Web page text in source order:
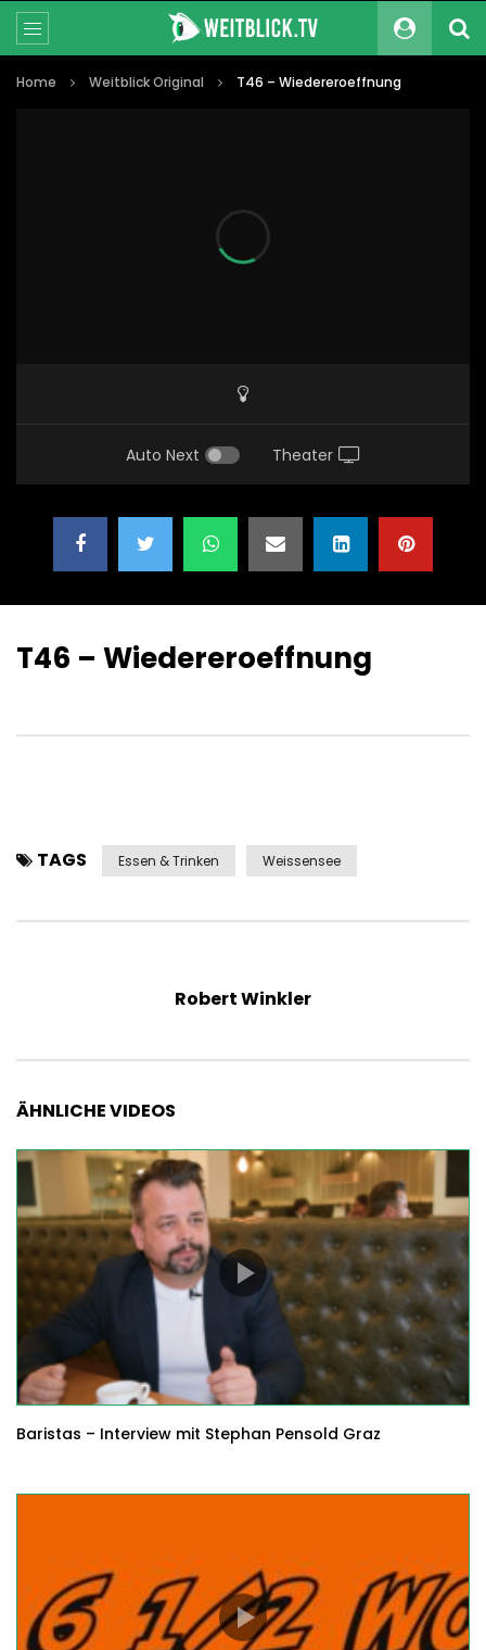
Home Weitblick Original T46 – Wiedereroeffnung
Auto Next Theater
T46 – Wiedereroeffnung
TAGS Essen & Trinken Weissensee
Robert Winkler
ÄHNLICHE VIDEOS
Baristas – Interview mit Stephan Pensold Graz